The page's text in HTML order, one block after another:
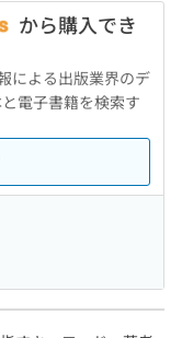
から購入でき
による出版業界のデ
電子書籍を検索す